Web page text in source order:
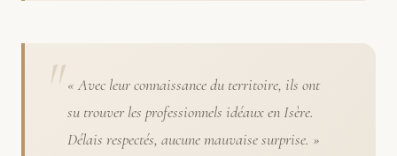
« Avec leur connaissance du territoire, ils ont
su trouver les professionnels idéaux en Isère.
Délais respectés, aucune mauvaise surprise. »